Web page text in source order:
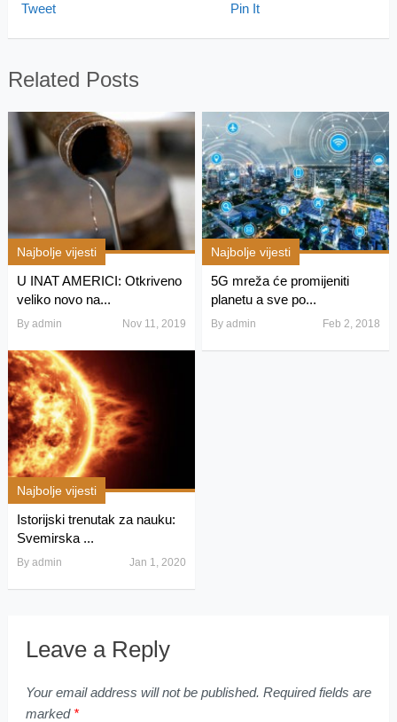
Tweet Pin It
Related Posts
Najbolje vijesti
U INAT AMERICI: Otkriveno
veliko novo na...
By admin Nov 11, 2019
Najbolje vijesti
5G mreža će promijeniti
planetu a sve po...
Byadmin Feb 2, 2018
Najbolje vijesti
Istorijski trenutak za nauku:
Svemirska ...
By admin Jan 1, 2020
Leave a Reply
Your email address will not be published. Required fields are
marked *